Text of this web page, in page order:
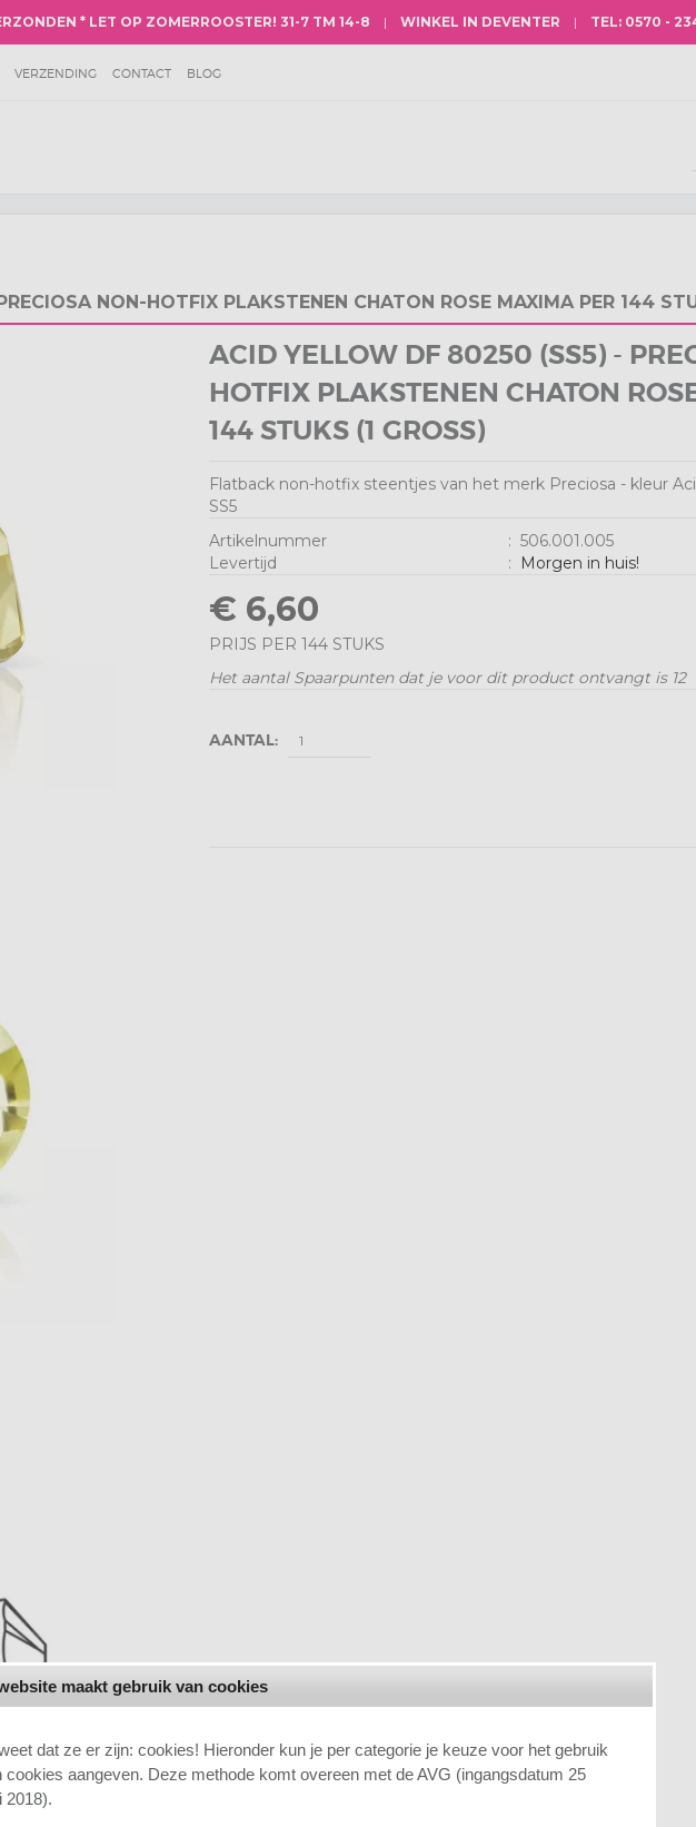
* LET OP ZOMERROOSTER! 31-7 TM 14-8 | WINKEL IN DEVENTER | TEL: 0570 -
VERZENDING CONTACT BLOG
NON-HOTFIX PLAKSTENEN CHATON ROSE MAXIMA PER 144
ACID YELLOW DF 80250 (SS5) -
HOTFIX PLAKSTENEN CHATON
144 STUKS (1 GROSS)
Flatback non-hotfix steentjes van het merk Preciosa - kleur
SS5
Artikelnummer
: 506.001.005
Levertijd
: Morgen in huis!
€ 6,60
PRIJS PER 144 STUKS
Het aantal Spaarpunten dat je voor dit product ontvangt is 12
AANTAL:
maakt gebruik van cookies
dat ze er zijn: cookies! Hieronder kun je per categorie je keuze voor het gebruik
cookies aangeven. Deze methode komt overeen met de AVG (ingangsdatum 25
2018).